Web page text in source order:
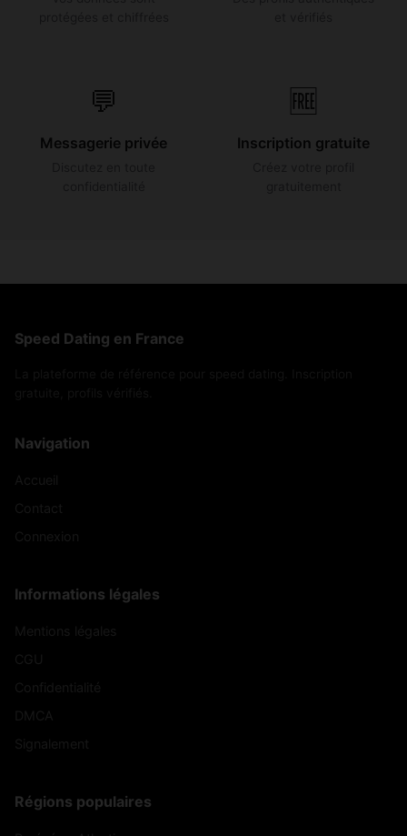
💬
Messagerie privée
🆓
Inscription gratuite
Speed Dating en France
Navigation
Informations légales
Régions populaires